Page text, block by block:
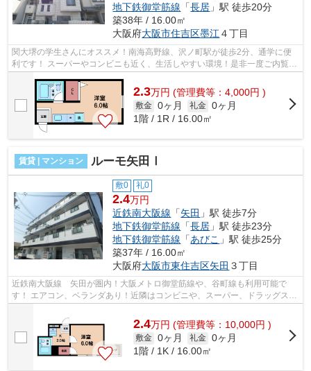
地下鉄御堂筋線 「長居 」駅 徒歩20分
築38年 / 16.00㎡
大阪府大阪市住吉区墨江 ４丁目
関大堺の学生さんにオススメ！南海高野線、沢ノ町駅が徒歩2分、通学に便
利です！ スーパーやコンビニも近く、生活しやすい環境！是非一度ご内覧に
お越しください！ ■□■□■□■□■□■□■□■□...
2.3万円 (管理費等：4,000円 )
敷金 0ヶ月 礼金 0ヶ月
1階 / 1R / 16.00㎡
賃貸 | マンション ルーモ矢田Ⅰ
敷0 礼0
2.4万円
近鉄南大阪線 「矢田 」駅 徒歩7分
地下鉄御堂筋線 「長居 」駅 徒歩23分
地下鉄御堂筋線 「あびこ 」駅 徒歩25分
築37年 / 16.00㎡
大阪府大阪市東住吉区矢田 ３丁目
近鉄南大阪線 矢田が圏内！大阪メトロ御堂筋線や、谷町線も利用可能で
す！ エアコン、ベランダあり！近隣はコンビニや、スーパー、ドラッグスト
2.4万円 (管理費等：10,000円 )
敷金 0ヶ月 礼金 0ヶ月
1階 / 1K / 16.00㎡